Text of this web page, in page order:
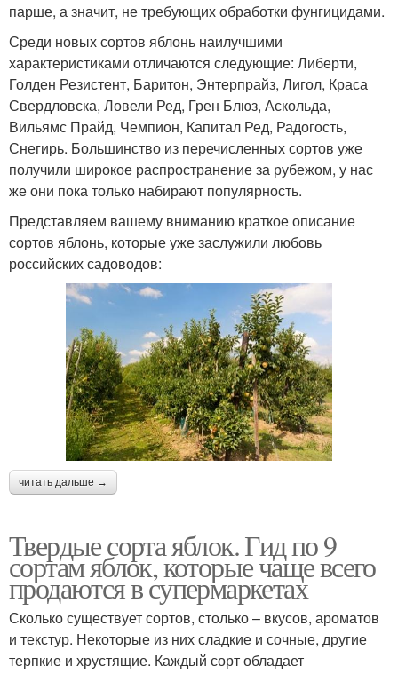
парше, а значит, не требующих обработки фунгицидами.
Среди новых сортов яблонь наилучшими
характеристиками отличаются следующие: Либерти,
Голден Резистент, Баритон, Энтерпрайз, Лигол, Краса
Свердловска, Ловели Ред, Грен Блюз, Аскольда,
Вильямс Прайд, Чемпион, Капитал Ред, Радогость,
Снегирь. Большинство из перечисленных сортов уже
получили широкое распространение за рубежом, у нас
же они пока только набирают популярность.
Представляем вашему вниманию краткое описание
сортов яблонь, которые уже заслужили любовь
российских садоводов:
читать дальше →
Твердые сорта яблок. Гид по 9
сортам яблок, которые чаще всего
продаются в супермаркетах
Сколько существует сортов, столько – вкусов, ароматов
и текстур. Некоторые из них сладкие и сочные, другие
терпкие и хрустящие. Каждый сорт обладает